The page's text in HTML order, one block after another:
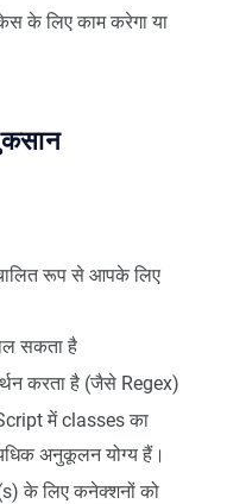
के लिए काम करेगा या
रूप से आपके लिए
सकता है
करता है (जैसे Regex)
में classes का
अनुकूलन योग्य हैं।
के लिए कनेक्शनों को